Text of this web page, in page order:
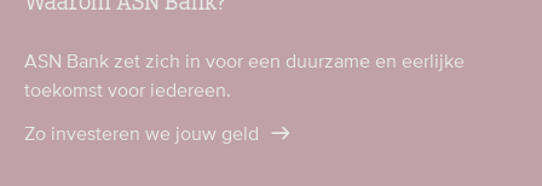
ASN Bank zet zich in voor een duurzame en eerlijke
toekomst voor iedereen.
Zo investeren we jouw geld